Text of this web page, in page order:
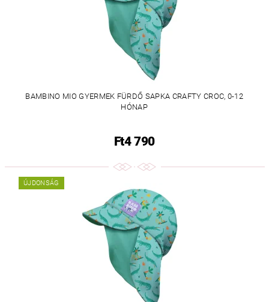
BAMBINO MIO GYERMEK FÜRDŐ SAPKA CRAFTY CROC, 0-12
HÓNAP
Ft4 790
ÚJDONSÁG